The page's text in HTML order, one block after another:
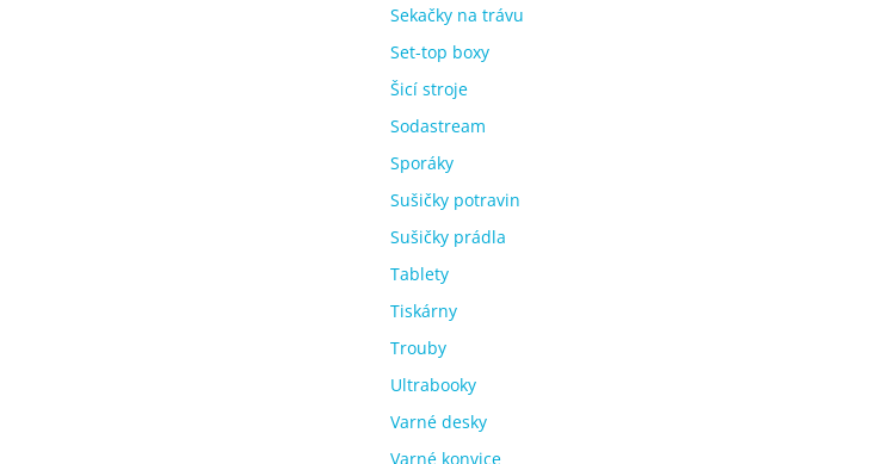
Sekačky na trávu
Set-top boxy
Šicí stroje
Sodastream
Sporáky
Sušičky potravin
Sušičky prádla
Tablety
Tiskárny
Trouby
Ultrabooky
Varné desky
Varné konvice